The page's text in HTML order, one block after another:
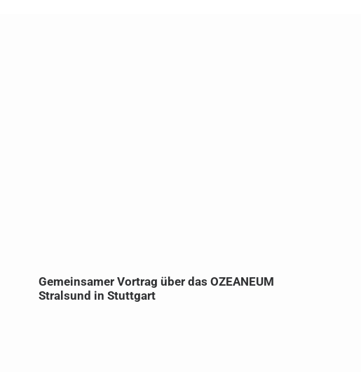
Gemeinsamer Vortrag über das OZEANEUM
Stralsund in Stuttgart